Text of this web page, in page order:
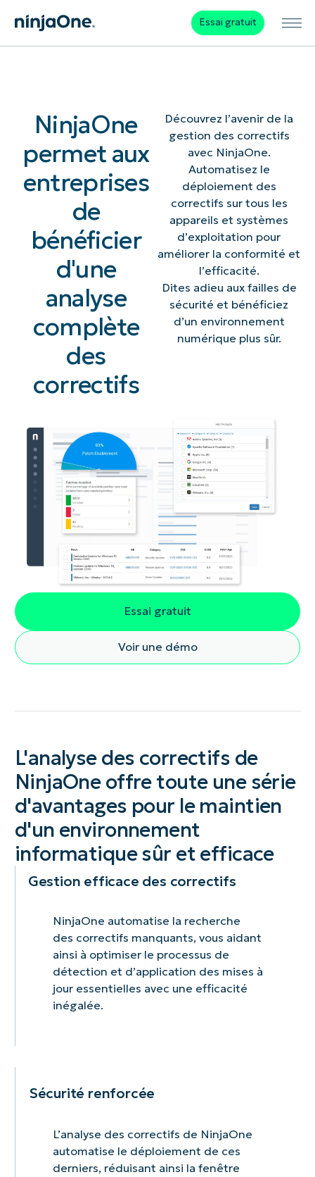
Essai gratuit
NinjaOne
permet aux
entreprises
de
bénéficier
d'une
analyse
complète
des
correctifs
Découvrez l’avenir de la
gestion des correctifs
avec NinjaOne.
Automatisez le
déploiement des
correctifs sur tous les
appareils et systèmes
d’exploitation pour
améliorer la conformité et
l’efficacité.
Dites adieu aux failles de
sécurité et bénéficiez
d’un environnement
numérique plus sûr.
Essai gratuit
Voir une démo
L'analyse des correctifs de
NinjaOne offre toute une série
d'avantages pour le maintien
d'un environnement
informatique sûr et efficace
Gestion efficace des correctifs
NinjaOne automatise la recherche
des correctifs manquants, vous aidant
ainsi à optimiser le processus de
détection et d’application des mises à
jour essentielles avec une efficacité
inégalée.
Sécurité renforcée
L’analyse des correctifs de NinjaOne
automatise le déploiement de ces
derniers, réduisant ainsi la fenêtre